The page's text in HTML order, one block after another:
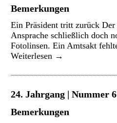
Bemerkungen
Ein Präsident tritt zurück
Ansprache schließlich doch
Fotolinsen. Ein Amtsakt
Weiterlesen →
24. Jahrgang | Nummer
Bemerkungen